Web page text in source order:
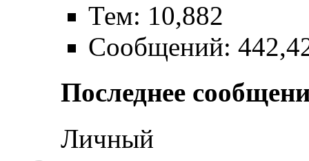
Тем: 10,882
Сообщений:
Последнее
Личный